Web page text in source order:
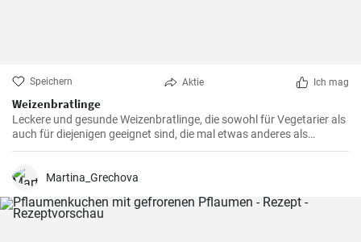
Speichern Aktie Ich mag
Weizenbratlinge
Leckere und gesunde Weizenbratlinge, die sowohl für Vegetarier als
auch für diejenigen geeignet sind, die mal etwas anderes als
normale Fleischbratlinge genießen möchten.
Martina_Grechova